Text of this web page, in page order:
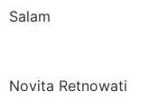
Salam
Novita Retnowati